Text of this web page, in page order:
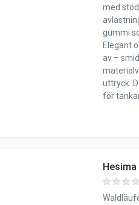
med
gummi
Elegant
av –
uttryck.
för